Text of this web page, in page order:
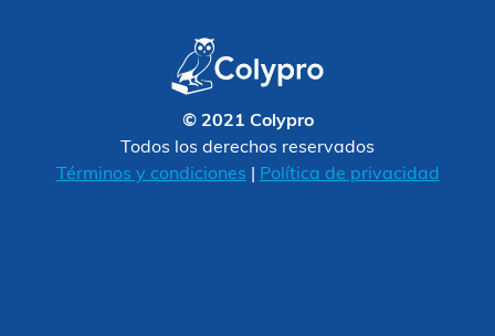
© 2021 Colypro
Todos los derechos reservados
Términos y condiciones
Política de privacidad